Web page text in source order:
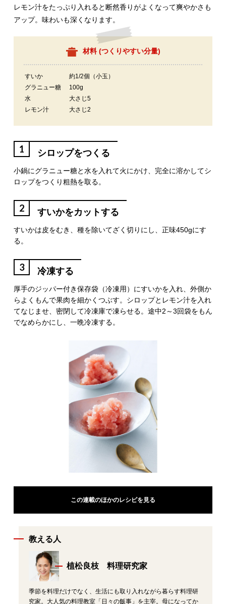
レモン汁をたっぷり入れると断然香りがよくなって爽やかさも
アップ。味わいも深くなります。
材料 (つくりやすい分量)
すいか
約1/2個（小玉）
グラニュー糖
100g
水
大さじ5
レモン汁
大さじ2
1 シロップをつくる
小鍋にグラニュー糖と水を入れて火にかけ、完全に溶かしてシ
ロップをつくり粗熱を取る。
2 すいかをカットする
すいかは皮をむき、種を除いてざく切りにし、正味450gにす
る。
3 冷凍する
厚手のジッパー付き保存袋（冷凍用）にすいかを入れ、外側か
らよくもんで果肉を細かくつぶす。シロップとレモン汁を入れ
てなじませ、密閉して冷凍庫で凍らせる。途中2～3回袋をもん
でなめらかにし、一晩冷凍する。
この連載のほかのレシピを見る
教える人
植松良枝 料理研究家
季節を料理だけでなく、生活にも取り入れながら暮らす料理研
究家。大人気の料理教室「日々の飯事」を主宰。母になってか